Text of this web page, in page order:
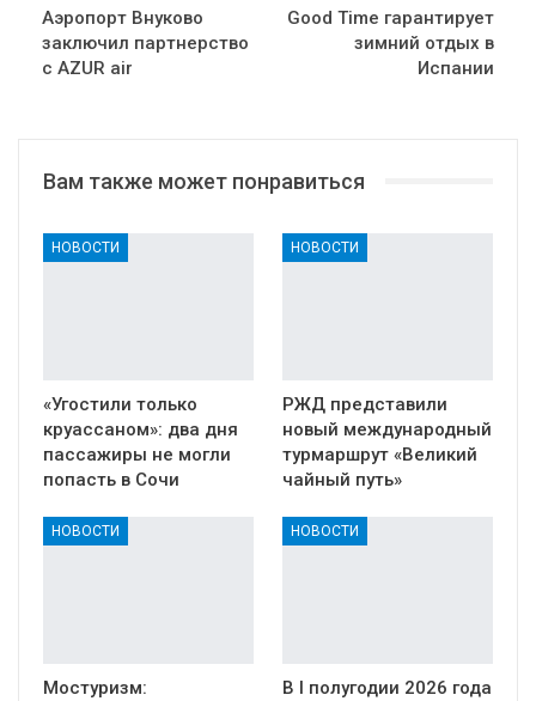
Аэропорт Внуково
заключил партнерство
с AZUR air
Good Time гарантирует
зимний отдых в
Испании
Вам также может понравиться
НОВОСТИ
«Угостили только
круассаном»: два дня
пассажиры не могли
попасть в Сочи
НОВОСТИ
РЖД представили
новый международный
турмаршрут «Великий
чайный путь»
НОВОСТИ
Мостуризм:
НОВОСТИ
В I полугодии 2026 года